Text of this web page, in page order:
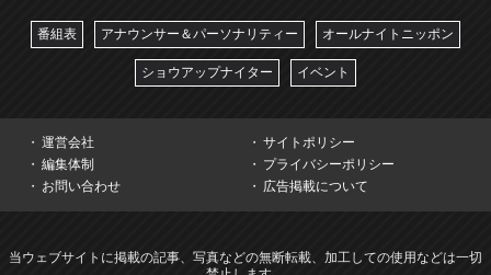
番組表 アナウンサー＆パーソナリティー オールナイトニッポン
ショウアップナイター イベント
運営会社
サイトポリシー
編集体制
プライバシーポリシー
お問い合わせ
広告掲載について
当ウェブサイトに掲載の記事、写真などの無断転載、加工しての使用などは一切